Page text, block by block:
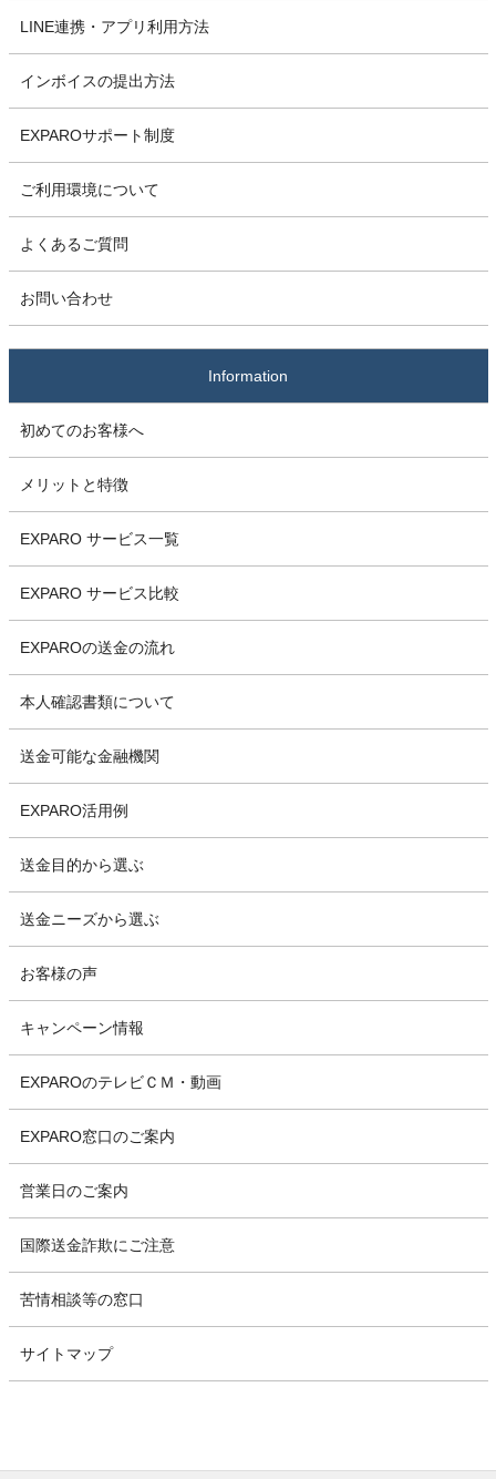
LINE連携・アプリ利用方法
インボイスの提出方法
EXPAROサポート制度
ご利用環境について
よくあるご質問
お問い合わせ
Information
初めてのお客様へ
メリットと特徴
EXPARO サービス一覧
EXPARO サービス比較
EXPAROの送金の流れ
本人確認書類について
送金可能な金融機関
EXPARO活用例
送金目的から選ぶ
送金ニーズから選ぶ
お客様の声
キャンペーン情報
EXPAROのテレビＣＭ・動画
EXPARO窓口のご案内
営業日のご案内
国際送金詐欺にご注意
苦情相談等の窓口
サイトマップ